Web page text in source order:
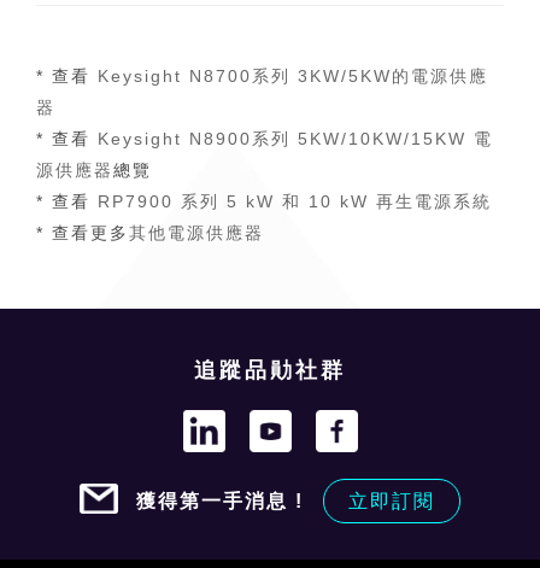
* 查看 Keysight N8700系列 3KW/5KW的電源供應
器
* 查看 Keysight N8900系列 5KW/10KW/15KW 電
源供應器總覽
* 查看 RP7900 系列 5 kW 和 10 kW 再生電源系統
* 查看更多其他電源供應器
追蹤品勛社群
獲得第一手消息 ! 立即訂閱